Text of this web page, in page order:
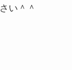
い＾＾